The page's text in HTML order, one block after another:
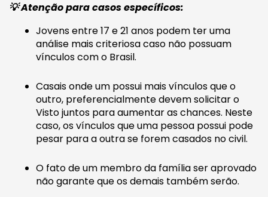
💡 Atenção para casos específicos:
Jovens entre 17 e 21 anos podem ter uma
análise mais criteriosa caso não possuam
vínculos com o Brasil.
Casais onde um possui mais vínculos que o
outro, preferencialmente devem solicitar o
Visto juntos para aumentar as chances. Neste
caso, os vínculos que uma pessoa possui pode
pesar para a outra se forem casados no civil.
O fato de um membro da família ser aprovado
não garante que os demais também serão.